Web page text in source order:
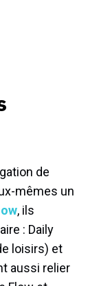
de
mêmes un
, ils
: Daily
loisirs) et
aussi relier